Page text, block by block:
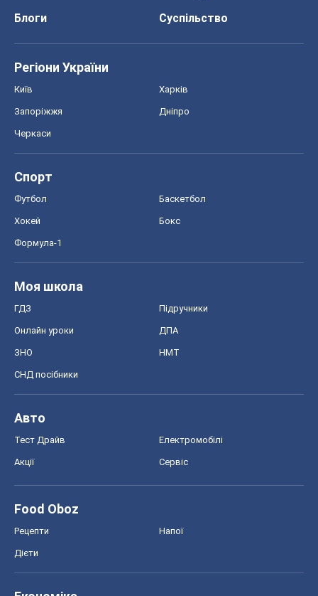
Блоги
Суспільство
Регіони України
Київ Харків
Запоріжжя Дніпро
Черкаси
Спорт
Футбол Баскетбол
Хокей Бокс
Формула-1
Моя школа
ГДЗ Підручники
Онлайн уроки ДПА
ЗНО НМТ
СНД посібники
Авто
Тест Драйв Електромобілі
Акції Сервіс
Food Oboz
Рецепти Напої
Дієти